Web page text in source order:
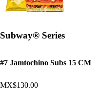
Subway® Series
#7 Jamtochino Subs 15 CM
MX$130.00